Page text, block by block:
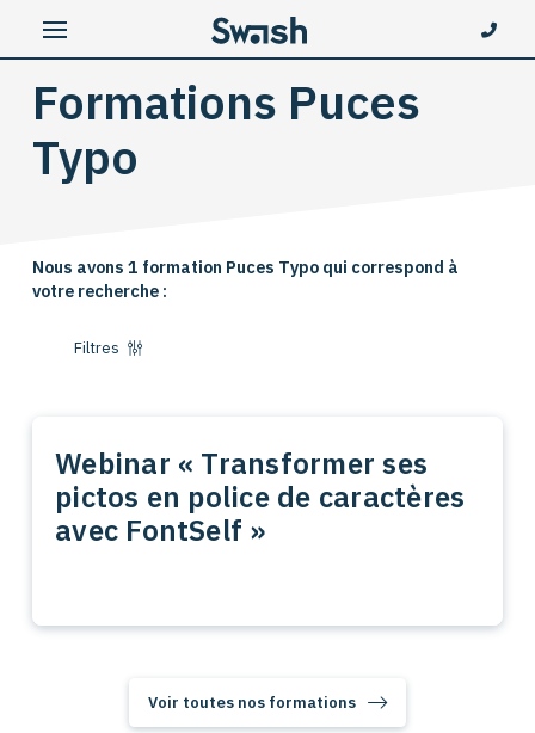
Formations Puces
Typo
Nous avons 1 formation Puces Typo qui correspond à
votre recherche :
Filtres
Webinar « Transformer ses
pictos en police de caractères
avec FontSelf »
Voir toutes nos formations